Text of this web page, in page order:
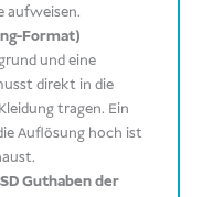
aufweisen.
Format)
und eine
direkt in die
tragen. Ein
Auflösung hoch ist
Guthaben der